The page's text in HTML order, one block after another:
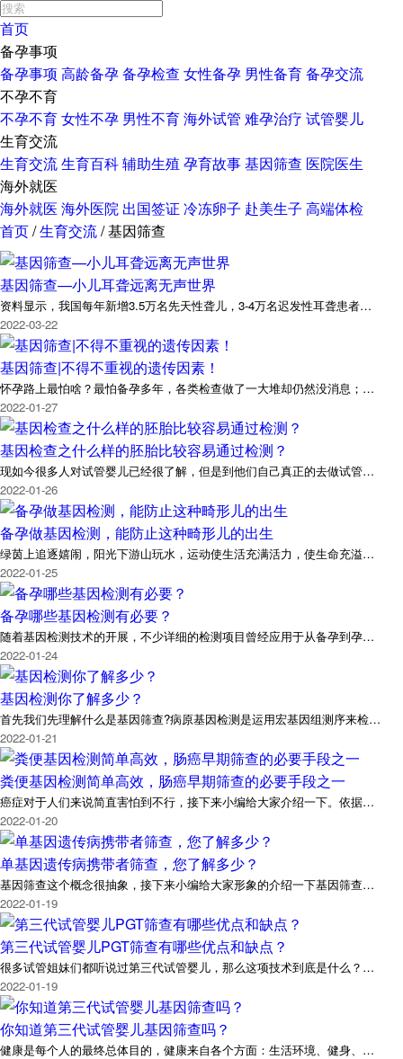
首页
备孕事项
备孕事项 高龄备孕备孕检查 女性备孕 男性备育备孕交流
不孕不育
不孕不育女性不孕 男性不育海外试管 难孕治疗 试管婴儿
生育交流
生育交流生育百科辅助生殖 孕育故事基因筛查 医院医生
海外就医
海外就医 海外医院 出国签证 冷冻卵子 赴美生子 高端体检
首页/生育交流/基因筛查
基因筛查—小儿耳聋远离无声世界
资料显示，我国每年新增3.5万名先天性聋儿，3-4万名迟发性耳聋患者…
2022-03-22
基因筛查|不得不重视的遗传因素！
怀孕路上最怕啥？最怕备孕多年，各类检查做了一大堆却仍然没消息；…
2022-01-27
基因检查之什么样的胚胎比较容易通过检测？
现如今很多人对试管婴儿已经很了解，但是到他们自己真正的去做试管…
2022-01-26
备孕做基因检测，能防止这种畸形儿的出生
绿茵上追逐嬉闹，阳光下游山玩水，运动使生活充满活力，使生命充溢…
2022-01-25
备孕哪些基因检测有必要？
随着基因检测技术的开展，不少详细的检测项目曾经应用于从备孕到孕…
2022-01-24
基因检测你了解多少？
首先我们先理解什么是基因筛查?病原基因检测是运用宏基因组测序来检…
2022-01-21
粪便基因检测简单高效，肠癌早期筛查的必要手段之一
癌症对于人们来说简直害怕到不行，接下来小编给大家介绍一下。依据…
2022-01-20
单基因遗传病携带者筛查，您了解多少？
基因筛查这个概念很抽象，接下来小编给大家形象的介绍一下基因筛查…
2022-01-19
第三代试管婴儿PGT筛查有哪些优点和缺点？
很多试管姐妹们都听说过第三代试管婴儿，那么这项技术到底是什么？…
2022-01-19
你知道第三代试管婴儿基因筛查吗？
健康是每个人的最终总体目的，健康来自各个方面：生活环境、健身、…